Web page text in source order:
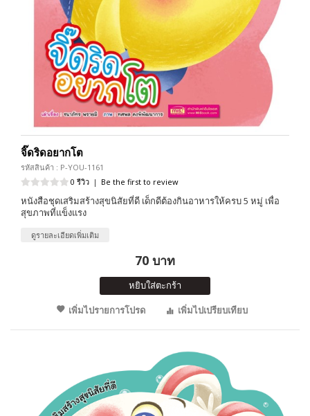
จิ๊ดริดอยากโต
รหัสสินค้า : P-YOU-1161
0 รีวิว | Be the first to review
หนังสือชุดเสริมสร้างสุขนิสัยที่ดี เด็กดีต้องกินอาหารให้ครบ 5 หมู่ เพื่อ
สุขภาพที่แข็งแรง
ดูรายละเอียดเพิ่มเติม
70 บาท
หยิบใส่ตะกร้า
เพิ่มไปรายการโปรด
เพิ่มไปเปรียบเทียบ